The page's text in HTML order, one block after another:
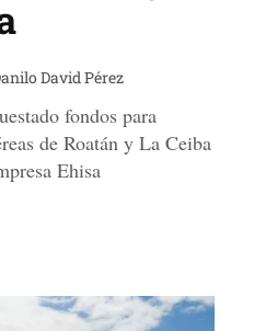
David Pérez
fondos para
de Roatán y La Ceiba
Ehisa